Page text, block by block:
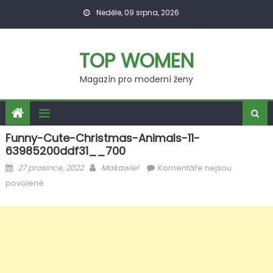
Neděle, 09 srpna, 2026
TOP WOMEN
Magazín pro moderní ženy
Funny-Cute-Christmas-Animals-11-
63985200ddf31__700
Posted
on
27 prosince, 2022 Author
Makawiel
Komentáře nejsou
povolenéu
s